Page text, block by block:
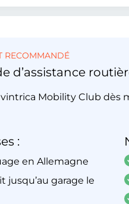
RECOMMANDÉ
d’assistance
Mobility Club dès
:
en Allemagne
jusqu’au garage le